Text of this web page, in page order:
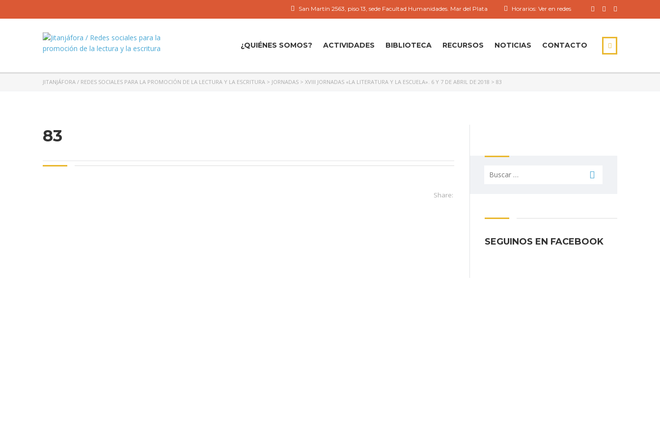
Horarios: Ver en redes
San Martín 2563, piso 13, sede Facultad Humanidades. Mar del Plata
¿QUIÉNES SOMOS? ACTIVIDADES BIBLIOTECA RECURSOS NOTICIAS CONTACTO
JITANJÁFORA / REDES SOCIALES PARA LA PROMOCIÓN DE LA LECTURA Y LA ESCRITURA > JORNADAS > XVIII JORNADAS «LA LITERATURA Y LA ESCUELA». 6 Y 7 DE ABRIL DE 2018 > 83
83
Share:
Buscar:
SEGUINOS EN FACEBOOK